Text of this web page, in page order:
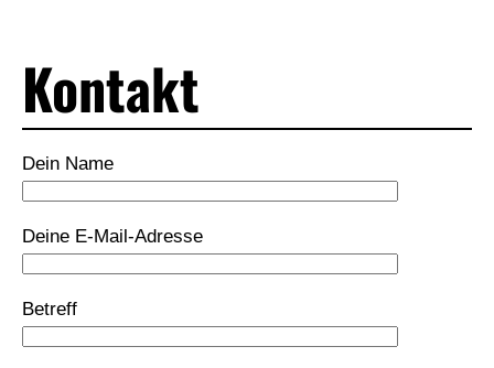
Kontakt
Dein Name
Deine E-Mail-Adresse
Betreff